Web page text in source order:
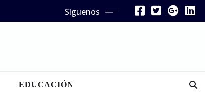
Síguenos
EDUCACIÓN